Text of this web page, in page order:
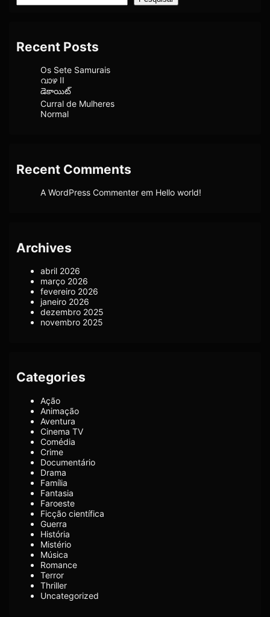
Recent Posts
Os Sete Samurais
വാഴ II
డెకాయిట్
Curral de Mulheres
Normal
Recent Comments
A WordPress Commenter em Hello world!
Archives
abril 2026
março 2026
fevereiro 2026
janeiro 2026
dezembro 2025
novembro 2025
Categories
Ação
Animação
Aventura
Cinema TV
Comédia
Crime
Documentário
Drama
Família
Fantasia
Faroeste
Ficção científica
Guerra
História
Mistério
Música
Romance
Terror
Thriller
Uncategorized